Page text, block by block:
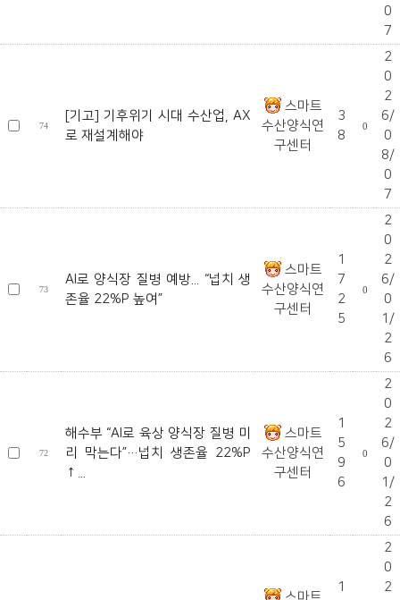
0
7
74
[기고] 기후위기 시대 수산업, AX
로 재설계해야
스마트
수산양식연
구센터
3
8
0
2
0
2
6/
0
8/
0
7
73
AI로 양식장 질병 예방... “넙치 생
존율 22%P 높여”
스마트
수산양식연
구센터
1
7
2
5
0
2
0
2
6/
0
1/
2
6
72
해수부 “AI로 육상 양식장 질병 미
리 막는다”…넙치 생존율 22%P
↑...
스마트
수산양식연
구센터
1
5
9
6
0
2
0
2
6/
0
1/
2
6
스마트
1
2
0
2